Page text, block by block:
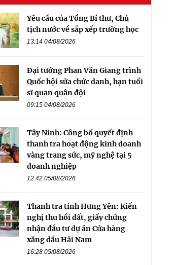
Yêu cầu của Tổng Bí thư, Chủ
tịch nước về sắp xếp trường học
13:14 04/08/2026
Đại tướng Phan Văn Giang trình
Quốc hội sửa chức danh, hạn tuổi
sĩ quan quân đội
09:15 04/08/2026
Tây Ninh: Công bố quyết định
thanh tra hoạt động kinh doanh
vàng trang sức, mỹ nghệ tại 5
doanh nghiệp
12:42 05/08/2026
Thanh tra tỉnh Hưng Yên: Kiến
nghị thu hồi đất, giấy chứng
nhận đầu tư dự án Cửa hàng
xăng dầu Hải Nam
16:28 05/08/2026